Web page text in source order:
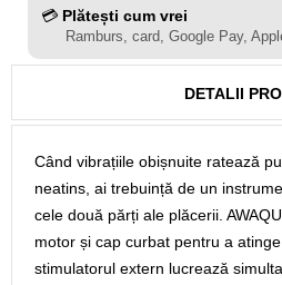
💳 Plătești cum vrei
Ramburs, card, Google Pay,
DETALII
Când vibrațiile obișnuite ratează
neatins, ai trebuință de un
cele două părți ale plăcerii.
motor și cap curbat pentru a
stimulatorul extern lucrează